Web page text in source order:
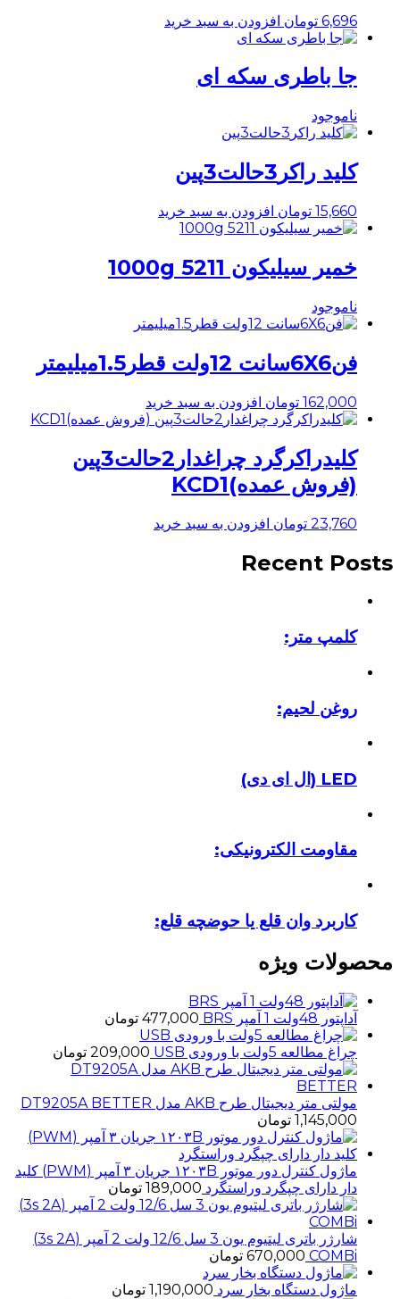
6,696 تومان افزودن به سبد خرید
جا باطری سکه ای
ناموجود
کلید راکر3حالت3پین
15,660 تومان افزودن به سبد خرید
خمیر سیلیکون 5211 1000g
ناموجود
فن6X6سانت 12ولت قطر1.5میلیمتر
162,000 تومان افزودن به سبد خرید
کلیدراکرگرد چراغدار2حالت3پین
(فروش عمده)KCD1
23,760 تومان افزودن به سبد خرید
Recent Posts
کلمپ متر:
روغن لحیم:
LED (ال ای دی)
مقاومت الکترونیکی:
کاربرد وان قلع یا حوضچه قلع:
محصولات ویژه
آداپتور 48ولت 1 آمپر BRS 477,000 تومان
چراغ مطالعه 5ولت با ورودی USB
209,000 تومان
مولتی متر دیجیتال طرح AKB مدل DT9205A BETTER
1,145,000 تومان
ماژول کنترل دور موتور ۱۲۰۳B جریان ۳ آمپر (PWM) کلید
دار دارای چپگرد وراستگرد 189,000 تومان
شارژر باتری لیتیوم یون 3 سل 12/6 ولت 2 آمپر (3s 2A)
COMBi
670,000 تومان
ماژول دستگاه بخار سرد 1,190,000 تومان